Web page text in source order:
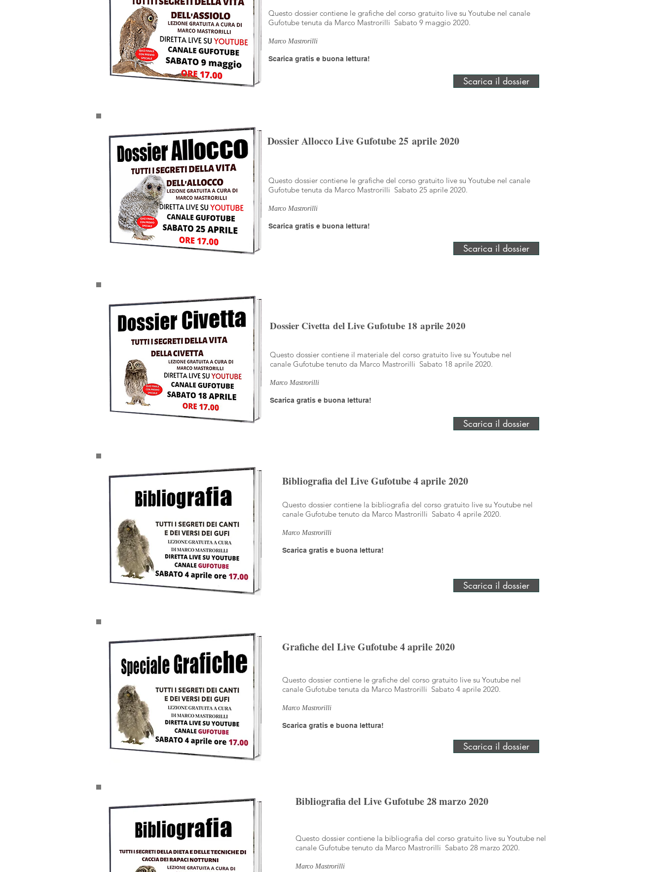
Questo dossier contiene le grafiche del corso gratuito live su Youtube nel canale
Gufotube tenuta da Marco Mastrorilli Sabato 9 maggio 2020.
Marco Mastrorilli
Scarica gratis e buona lettura!
Scarica il dossier
Dossier Allocco Live Gufotube 25 aprile 2020
Questo dossier contiene le grafiche del corso gratuito live su Youtube nel canale
Gufotube tenuta da Marco Mastrorilli Sabato 25 aprile 2020.
Marco Mastrorilli
Scarica gratis e buona lettura!
Scarica il dossier
Dossier Civetta del Live Gufotube 18 aprile 2020
Questo dossier contiene il materiale del corso gratuito live su Youtube nel
canale Gufotube tenuto da Marco Mastrorilli Sabato 18 aprile 2020.
Marco Mastrorilli
Scarica gratis e buona lettura!
Scarica il dossier
Bibliografia del Live Gufotube 4 aprile 2020
Questo dossier contiene la bibliografia del corso gratuito live su Youtube nel
canale Gufotube tenuto da Marco Mastrorilli Sabato 4 aprile 2020.
Marco Mastrorilli
Scarica gratis e buona lettura!
Scarica il dossier
Grafiche del Live Gufotube 4 aprile 2020
Questo dossier contiene le grafiche del corso gratuito live su Youtube nel
canale Gufotube tenuta da Marco Mastrorilli Sabato 4 aprile 2020.
Marco Mastrorilli
Scarica gratis e buona lettura!
Scarica il dossier
Bibliografia del Live Gufotube 28 marzo 2020
Questo dossier contiene la bibliografia del corso gratuito live su Youtube nel
canale Gufotube tenuto da Marco Mastrorilli Sabato 28 marzo 2020.
Marco Mastrorilli